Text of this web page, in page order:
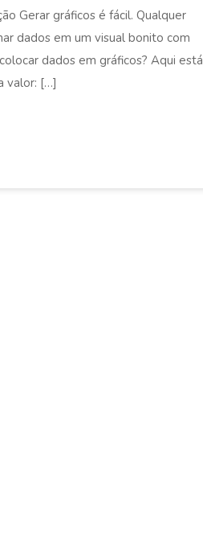
Gerar gráficos é fácil. Qualquer
dados em um visual bonito com
dados em gráficos? Aqui está
valor: […]